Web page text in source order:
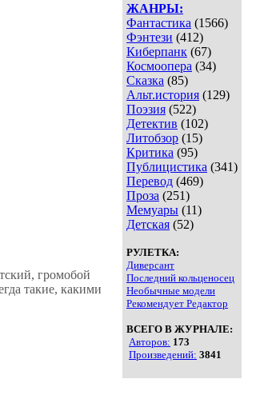
ЖАНРЫ:
Фантастика (1566)
Фэнтези (412)
Киберпанк (67)
Космоопера (34)
Сказка (85)
Альт.история (129)
Поэзия (522)
Детектив (102)
Литобзор (15)
Критика (95)
Публицистика (341)
Перевод (469)
Проза (251)
Мемуары (11)
Детская (52)
РУЛЕТКА:
Диверсант
Последний кольценосец
Необычные модели
Рекомендует Редактор
ВСЕГО В ЖУРНАЛЕ:
Авторов: 173
Произведений: 3841
громобой
такие, какими